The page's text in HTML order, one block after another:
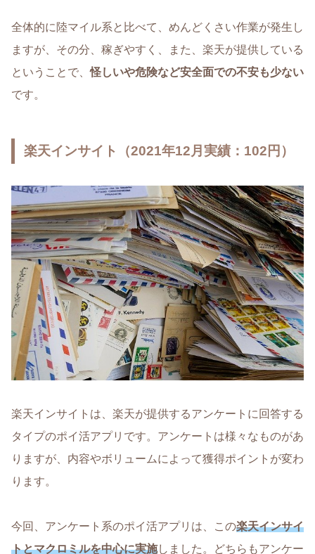
全体的に陸マイル系と比べて、めんどくさい作業が発生し
ますが、その分、稼ぎやすく、また、楽天が提供している
ということで、怪しいや危険など安全面での不安も少ない
です。
楽天インサイト（2021年12月実績：102円）
楽天インサイトは、楽天が提供するアンケートに回答する
タイプのポイ活アプリです。アンケートは様々なものがあ
りますが、内容やボリュームによって獲得ポイントが変わ
ります。
今回、アンケート系のポイ活アプリは、この楽天インサイ
トとマクロミルを中心に実施しました。どちらもアンケー